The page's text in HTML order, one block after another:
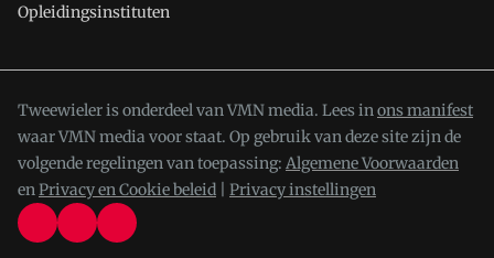
Opleidingsinstituten
Tweewieler is onderdeel van VMN media. Lees inons manifest
waar VMN media voor staat. Op gebruik van deze site zijn de
volgende regelingen van toepassing: Algemene Voorwaarden
enPrivacy en Cookie beleid Privacy instellingen